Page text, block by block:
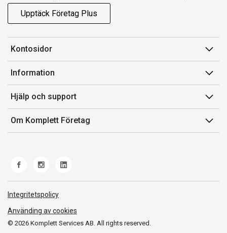
Upptäck Företag Plus
Kontosidor
Mina sidor
Orderhistorik
Fakturor & Kvitton
Inköpslistor
Information
Försäljningsvillkor
Villkor för Komplett Företag Plus
Felsökning & guider
Hjälp och support
Kontakta oss
Kundservice
Frakt och leverans
Om Komplett Företag
© 2026 Komplett Services AB. All rights reserved.
Integritetspolicy
Använding av cookies